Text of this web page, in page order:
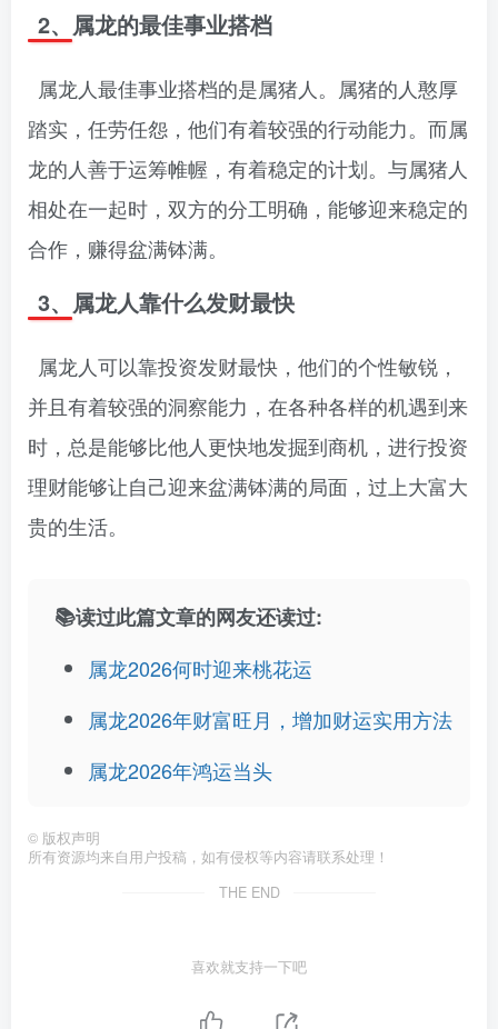
2、属龙的最佳事业搭档
属龙人最佳事业搭档的是属猪人。属猪的人憨厚
踏实，任劳任怨，他们有着较强的行动能力。而属
龙的人善于运筹帷幄，有着稳定的计划。与属猪人
相处在一起时，双方的分工明确，能够迎来稳定的
合作，赚得盆满钵满。
3、属龙人靠什么发财最快
属龙人可以靠投资发财最快，他们的个性敏锐，
并且有着较强的洞察能力，在各种各样的机遇到来
时，总是能够比他人更快地发掘到商机，进行投资
理财能够让自己迎来盆满钵满的局面，过上大富大
贵的生活。
📚读过此篇文章的网友还读过:
属龙2026何时迎来桃花运
属龙2026年财富旺月，增加财运实用方法
属龙2026年鸿运当头
© 版权声明
所有资源均来自用户投稿，如有侵权等内容请联系处理！
THE END
喜欢就支持一下吧